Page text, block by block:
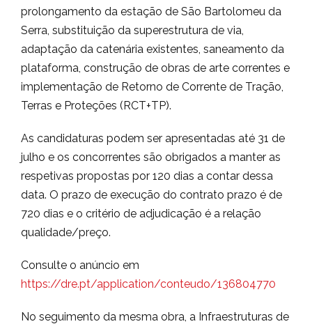
prolongamento da estação de São Bartolomeu da
Serra, substituição da superestrutura de via,
adaptação da catenária existentes, saneamento da
plataforma, construção de obras de arte correntes e
implementação de Retorno de Corrente de Tração,
Terras e Proteções (RCT+TP).
As candidaturas podem ser apresentadas até 31 de
julho e os concorrentes são obrigados a manter as
respetivas propostas por 120 dias a contar dessa
data. O prazo de execução do contrato prazo é de
720 dias e o critério de adjudicação é a relação
qualidade/preço.
Consulte o anúncio em
https://dre.pt/application/conteudo/136804770
No seguimento da mesma obra, a Infraestruturas de